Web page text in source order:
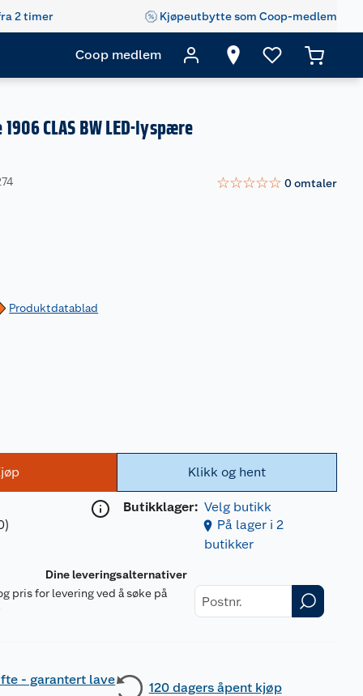
2 timer Kjøpeutbytte som Coop-medlem
Coop medlem
1906 CLAS BW LED-lyspære
☆☆☆☆☆ 0omtaler
Produktdatablad
Klikk og hent
Butikklager: Velg butikk
På lager i 2
butikker
Dine leveringsalternativer
pris for levering ved å søke på
- garantert lave
120 dagers åpent kjøp